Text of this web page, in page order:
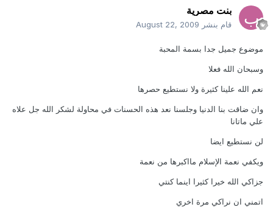
بنت مصرية
قام بنشر August 22, 2009
موضوع جميل جدا بسمة المحبة
وسبحان الله فعلا
نعم الله علينا كثيرة ولا نستطيع حصرها
وان ضاقت بنا الدنيا وجلسنا نعد هذه الحسنات في محاولة لشكر الله جل علاه
علي ماتانا
لن نستطيع ايضا
ويكفي نعمة الإسلام مااكبرها من نعمة
جزاكي الله خيرا كثيرا اينما كنتي
اتمني ان نراكي مرة اخري